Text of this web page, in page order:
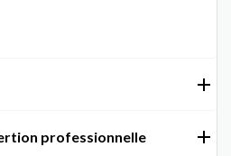
professionnelle